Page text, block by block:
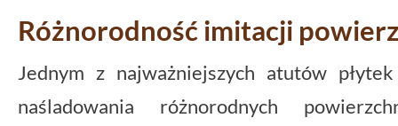
Różnorodność imitacji
Jednym z najważniejszych atutów
naśladowania różnorodnych